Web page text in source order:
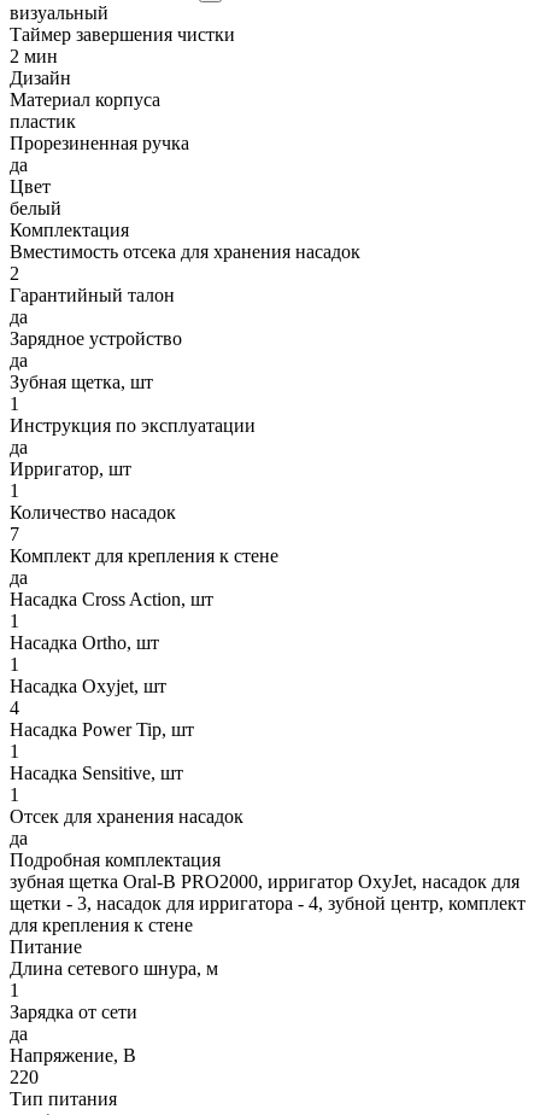
визуальный
Таймер завершения чистки
2 мин
Дизайн
Материал корпуса
пластик
Прорезиненная ручка
да
Цвет
белый
Комплектация
Вместимость отсека для хранения насадок
2
Гарантийный талон
да
Зарядное устройство
да
Зубная щетка, шт
1
Инструкция по эксплуатации
да
Ирригатор, шт
1
Количество насадок
7
Комплект для крепления к стене
да
Насадка Cross Action, шт
1
Насадка Ortho, шт
1
Насадка Oxyjet, шт
4
Насадка Power Tip, шт
1
Насадка Sensitive, шт
1
Отсек для хранения насадок
да
Подробная комплектация
зубная щетка Oral-B PRO2000, ирригатор OxyJet, насадок для
щетки - 3, насадок для ирригатора - 4, зубной центр, комплект
для крепления к стене
Питание
Длина сетевого шнура, м
1
Зарядка от сети
да
Напряжение, В
220
Тип питания